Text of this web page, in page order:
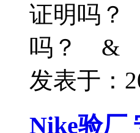
证明吗？
吗？ &
发表于：
Nike验厂